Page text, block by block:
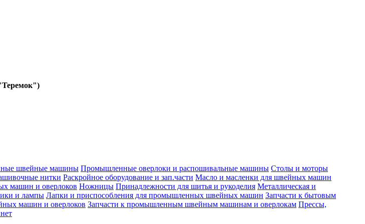
швейные машины Промышленные оверлоки и распошивальные машины Столы и моторы
нитки Раскройное оборудование и зап.части Масло и масленки для швейных машин
машин и оверлоков Ножницы Принадлежности для шитья и рукоделия Металлическая и
и лампы Лапки и приспособления для промышленных швейных машин Запчасти к бытовым
машин и оверлоков Запчасти к промышленным швейным машинам и оверлокам Прессы,